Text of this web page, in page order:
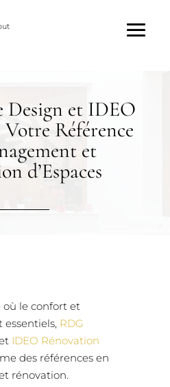
Design et IDEO
Référence
et
d’Espaces
le confort et
essentiels, RDG
IDEO Rénovation
des références en
rénovation.